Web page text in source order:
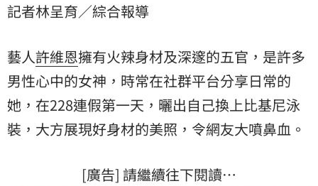
記者林呈育／綜合報導
藝人許維恩擁有火辣身材及深邃的五官，是許多
男性心中的女神，時常在社群平台分享日常的
她，在228連假第一天，曬出自己換上比基尼泳
裝，大方展現好身材的美照，令網友大噴鼻血。
[廣告] 請繼續往下閱讀…